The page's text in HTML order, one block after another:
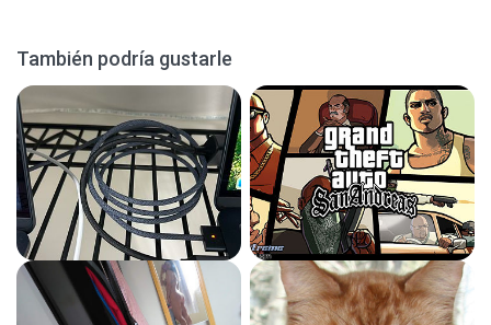
También podría gustarle